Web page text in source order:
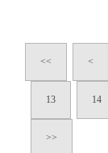
<< <
13 14
>>